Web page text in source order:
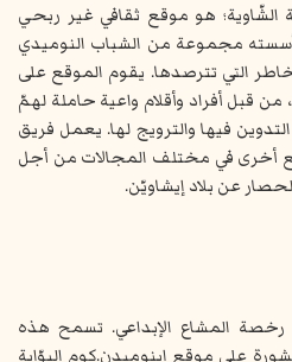
الشّاوية؛ هو موقع ثقافي غير ربحي
مجموعة من الشباب النوميدي
التي تترصدها. يقوم الموقع على
من قبل أفراد وأقلام واعية حاملة لهمّ
فيها والترويج لها. يعمل فريق
أخرى في مختلف المجالات من أجل
عن بلاد إيشاويّن.
المشاع الإبداعي. تسمح هذه
على موقع إينوميدن.كوم البوّابة